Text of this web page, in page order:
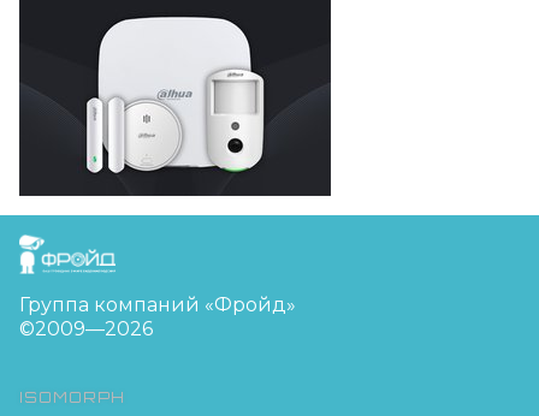
FreudGroup
Группа компаний «Фройд»
©2009—2026
ISOMORPH